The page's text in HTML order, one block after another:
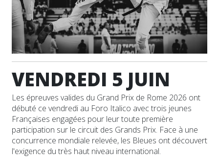
VENDREDI 5 JUIN
Les épreuves valides du Grand Prix de Rome 2026 ont
débuté ce vendredi au Foro Italico avec trois jeunes
Françaises engagées pour leur toute première
participation sur le circuit des Grands Prix. Face à une
concurrence mondiale relevée, les Bleues ont découvert
l'exigence du très haut niveau international.